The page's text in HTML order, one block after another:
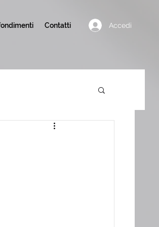
Contatti Accedi